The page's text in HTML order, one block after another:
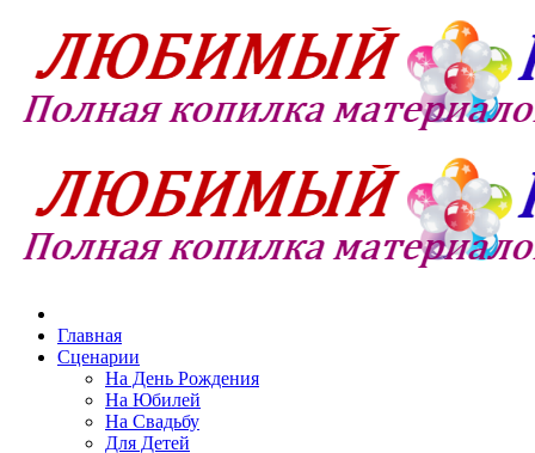
Главная
Сценарии
На День Рождения
На Юбилей
На Свадьбу
Для Детей